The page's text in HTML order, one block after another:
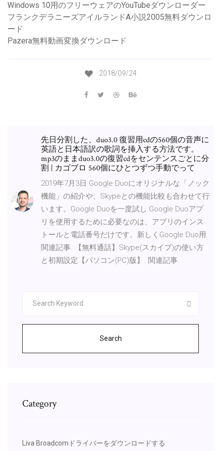
Windows 10用のフリーウェアのYouTubeダウンローダー
フランクデラニーズアイルランドA小説2005無料ダウンロ
ード
Pazera無料動画変換ダウンロード
2018/09/24
先日分割した、duo3.0 復習用cdの560個の音声に
英語と日本語訳の歌詞を挿入する方法です。
mp3のままduo3.0の復習cdをセンテンスごとに分
割 | カゴブロ 560個にひとつずつ手動でって
2019年7月3日 Google Duoにオリジナルな「ノック
機能」の紹介や、Skypeとの機能比較も合わせて行
います。Google Duoを一度試し Google Duoアプ
リを使用するために必要なのは、アプリのインス
トールと電話番号だけです。新しくGoogle Duo用
関連記事. 【無料通話】Skype(スカイプ)の使い方
と初期設定【パソコン(PC)版】. 関連記事.
Search
Category
Liva Broadcomドライバーをダウンロードする